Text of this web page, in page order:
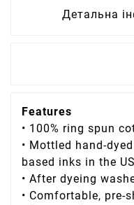
Детальна
Features
• 100% ring spun
• Mottled hand-
based inks in the
• After dyeing
• Comfortable, pre-